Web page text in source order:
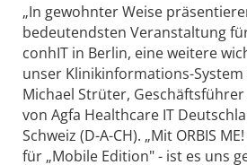
„In gewohnter Weise
bedeutendsten Veranstaltung
conhIT in Berlin, eine weitere
unser Klinikinformations-System
Michael Strüter,
von Agfa Healthcare IT
Schweiz (D-A-CH). „Mit ORBIS
für „Mobile Edition" - ist es uns